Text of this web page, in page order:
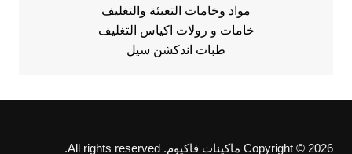
مواد وخامات التعبئة والتغليف
خامات و رولات اكياس التغليف
طبات اندكشن سيل
Copyright © 2026 ماكينات فاكيوم. All rights reserved.